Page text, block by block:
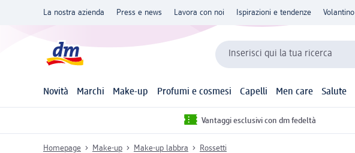
La nostra azienda Press e news Lavora con noi Ispirazioni e tendenze Volantino
Inserisci qui la tua ricerca
Novità Marchi Make-up Profumi e cosmesi Capelli Men care Salute
Vantaggi esclusivi con dm fedeltà
Homepage Make-up Make-up labbra Rossetti